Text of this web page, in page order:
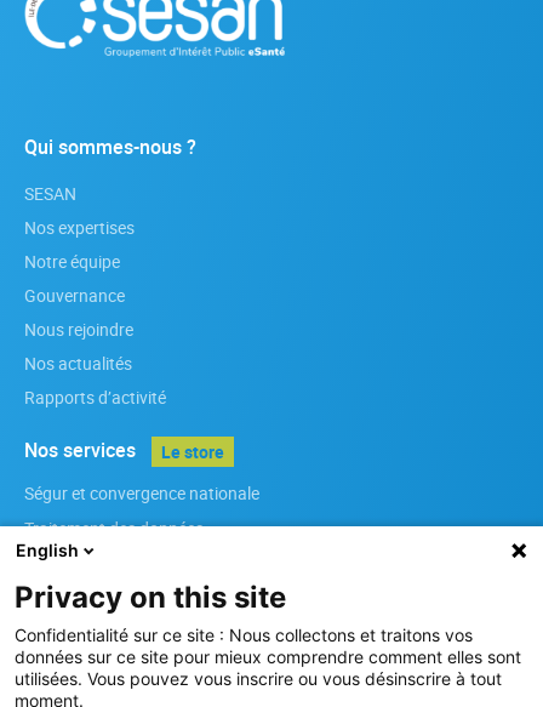
Qui sommes-nous ?
SESAN
Nos expertises
Notre équipe
Gouvernance
Nous rejoindre
Nos actualités
Rapports d’activité
Nos services
Ségur et convergence nationale
Traitement des données
Infrastructures
Référenciels régionaux
Services métiers
Sécurité des Systèmes d’Information
Le store
English
Privacy on this site
Confidentialité sur ce site : Nous collectons et traitons vos
données sur ce site pour mieux comprendre comment elles sont
utilisées. Vous pouvez vous inscrire ou vous désinscrire à tout
moment.